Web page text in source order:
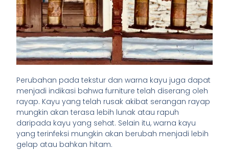
Perubahan pada tekstur dan warna kayu juga dapat
menjadi indikasi bahwa furniture telah diserang oleh
rayap. Kayu yang telah rusak akibat serangan rayap
mungkin akan terasa lebih lunak atau rapuh
daripada kayu yang sehat. Selain itu, warna kayu
yang terinfeksi mungkin akan berubah menjadi lebih
gelap atau bahkan hitam.